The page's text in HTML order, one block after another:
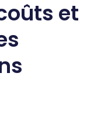
et